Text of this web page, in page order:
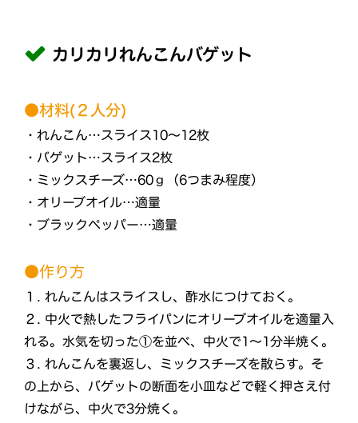
カリカリれんこんバゲット
●材料(２人分)
・れんこん…スライス10〜12枚
・バゲット…スライス2枚
・ミックスチーズ…60ｇ（6つまみ程度）
・オリーブオイル…適量
・ブラックペッパー…適量
●作り方
１. れんこんはスライスし、酢水につけておく。
２. 中火で熱したフライパンにオリーブオイルを適量入
れる。水気を切った①を並べ、中火で1〜1分半焼く。
３. れんこんを裏返し、ミックスチーズを散らす。そ
の上から、バゲットの断面を小皿などで軽く押さえ付
けながら、中火で3分焼く。